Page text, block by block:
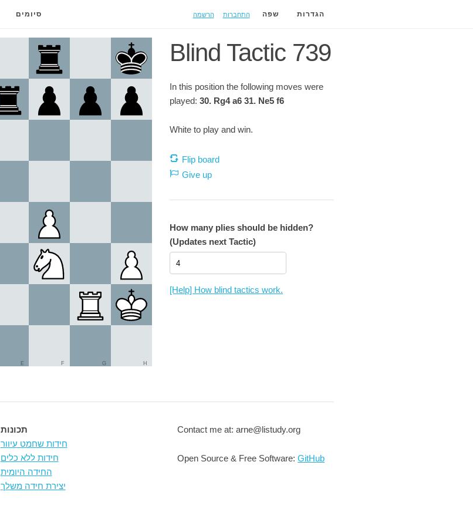
סיומים הרשמה התחברות שפה הגדרות
E F G H
Blind Tactic 739
In this position the following moves were
played: 30. Rg4 a6 31. Ne5 f6
White to play and win.
Flip board
Give up
How many plies should be hidden?
(Updates next Tactic)
[Help] How blind tactics work.
תכונות
חידות שחמט עיוור
חידות ללא כלים
החידה היומית
יצירת חידה משלך
Contact me at: arne@listudy.org
Open Source & Free Software:GitHub